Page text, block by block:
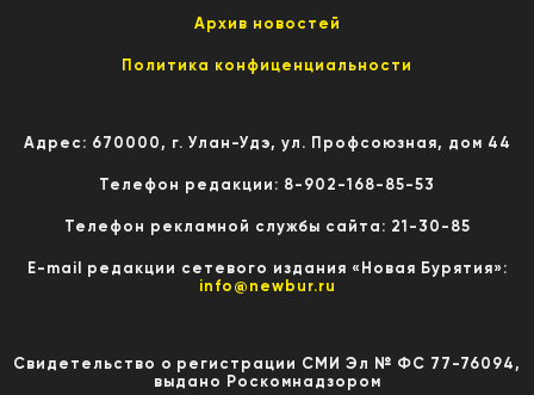
Архив новостей
Политика конфиценциальности
Адрес: 670000, г. Улан-Удэ, ул. Профсоюзная, дом 44
Телефон редакции: 8-902-168-85-53
Телефон рекламной службы сайта: 21-30-85
E-mail редакции сетевого издания «Новая Бурятия»:
info@newbur.ru
Свидетельство о регистрации СМИ Эл № ФС 77-76094,
выдано Роскомнадзором